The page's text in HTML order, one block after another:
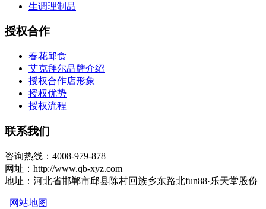
生调理制品
授权合作
春花邱食
艾克拜尔品牌介绍
授权合作店形象
授权优势
授权流程
联系我们
咨询热线：4008-979-878
网址：http://www.qb-xyz.com
地址：河北省邯郸市邱县陈村回族乡东路北fun88·乐天堂股份
网站地图